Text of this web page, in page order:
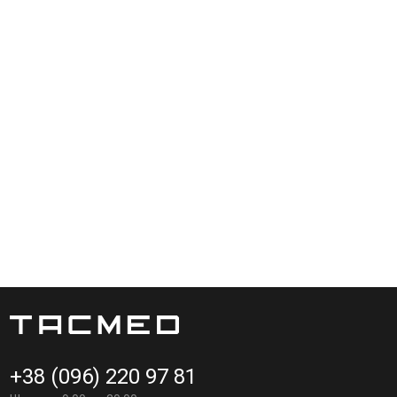
по технології LaserCut(вирізано лазером) з
стропами.
+38 (096) 220 97 81